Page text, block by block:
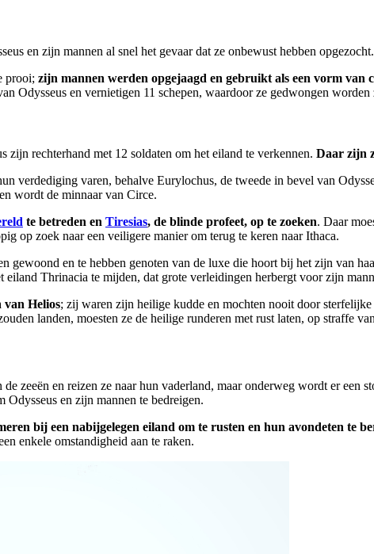
en zijn mannen al snel het gevaar dat ze onbewust hebben
prooi; zijn mannen werden opgejaagd en gebruikt als een vorm van
Odysseus en vernietigen 11 schepen, waardoor ze gedwongen
zijn rechterhand met 12 soldaten om het eiland te verkennen. Daar zijn
verdediging varen, behalve Eurylochus, de tweede in bevel van
wordt de minnaar van Circe.
te betreden en Tiresias, de blinde profeet, op te zoeken. Daar
op zoek naar een veiligere manier om terug te keren naar Ithaca.
gewoond en te hebben genoten van de luxe die hoort bij het zijn van
Thrinacia te mijden, dat grote verleidingen herbergt voor zijn
van Helios; zij waren zijn heilige kudde en mochten nooit door
landen, moesten ze de heilige runderen met rust laten, op straffe
zeeën en reizen ze naar hun vaderland, maar onderweg wordt er een
Odysseus en zijn mannen te bedreigen.
bij een nabijgelegen eiland om te rusten en hun avondeten te
enkele omstandigheid aan te raken.